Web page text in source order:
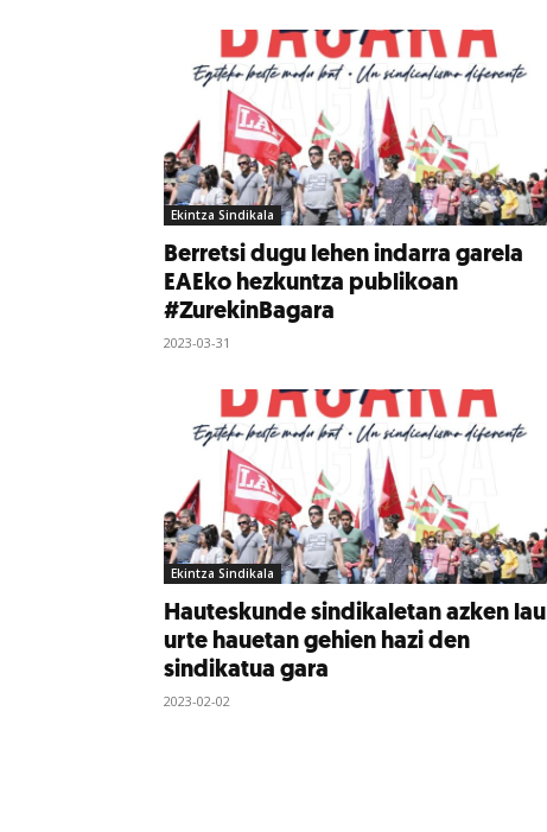
Ekintza Sindikala
Berretsi dugu lehen indarra garela
EAEko hezkuntza publikoan
#ZurekinBagara
2023-03-31
Ekintza Sindikala
Hauteskunde sindikaletan azken lau
urte hauetan gehien hazi den
sindikatua gara
2023-02-02